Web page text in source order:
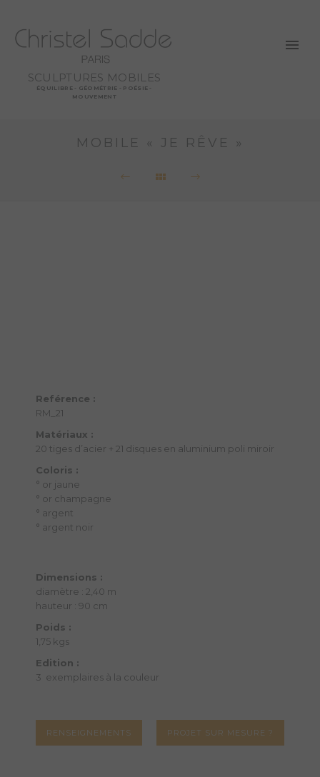
SCULPTURES MOBILES
ÉQUILIBRE - GÉOMÉTRIE - POÉSIE -
MOUVEMENT
MOBILE « JE RÊVE »
Reférence :
RM_21
Matériaux :
20 tiges d’acier + 21 disques en aluminium poli miroir
Coloris :
° or jaune
° or champagne
° argent
° argent noir
Dimensions :
diamètre : 2,40 m
hauteur : 90 cm
Poids :
1,75 kgs
Edition :
3 exemplaires à la couleur
RENSEIGNEMENTS PROJET SUR MESURE ?